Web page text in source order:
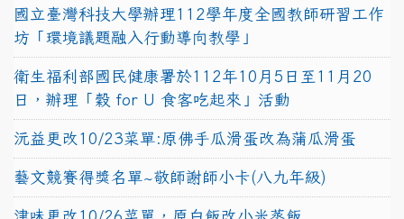
國立臺灣科技大學辦理112學年度全國教師研習工作
坊「環境議題融入行動導向教學」
衛生福利部國民健康署於112年10月5日至11月20
日，辦理「穀 for U 食客吃起來」活動
沅益更改10/23菜單:原佛手瓜滑蛋改為蒲瓜滑蛋
藝文競賽得獎名單~敬師謝師小卡(八九年級)
津味更改10/26菜單，原白飯改小米蒸飯